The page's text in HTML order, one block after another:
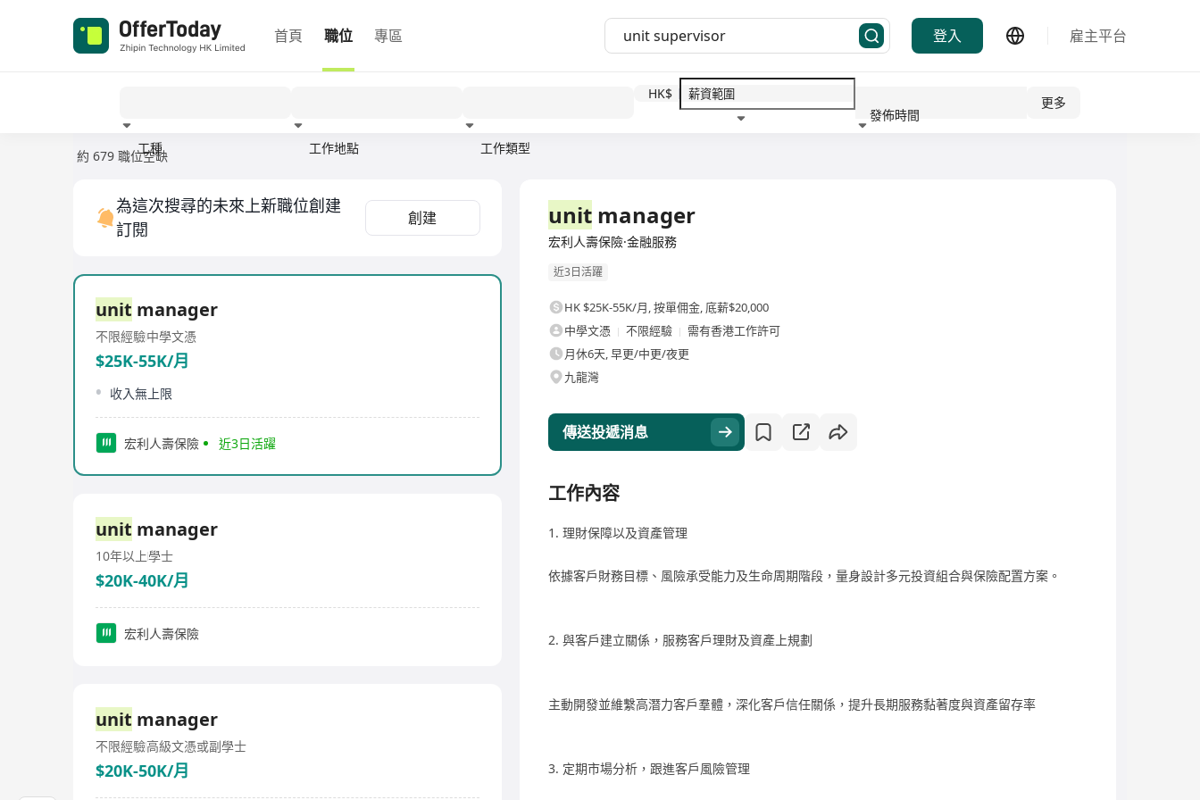
首頁 職位 專區 登入 雇主平台
工種 工作地點 工作類型
HK$
發佈時間
更多
約 679 職位空缺
為這次搜尋的未來上新職位創建
訂閱
創建
unit manager
不限經驗中學文憑
$25K-55K/月
收入無上限
宏利人壽保險 近3日活躍
unit manager
10年以上學士
$20K-40K/月
宏利人壽保險
unit manager
不限經驗高級文憑或副學士
$20K-50K/月
unit manager
宏利人壽保險·金融服務
近3日活躍
HK $25K-55K/月,按單佣金, 底薪$20,000
中學文憑
不限經驗
需有香港工作許可
月休6天, 早更/中更/夜更
九龍灣
傳送投遞消息
工作內容
1. 理財保障以及資產管理
依據客戶財務目標、風險承受能力及生命周期階段，量身設計多元投資組合與保險配置方案。
2. 與客戶建立關係，服務客戶理財及資產上規劃
主動開發並維繫高潛力客戶羣體，深化客戶信任關係，提升長期服務黏著度與資產留存率
3. 定期市場分析，跟進客戶風險管理